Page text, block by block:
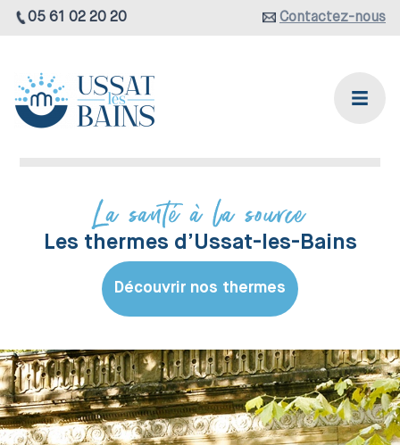
05 61 02 20 20 Contactez-nous
La santé à la source
Les thermes d’Ussat-les-Bains
Découvrir nos thermes